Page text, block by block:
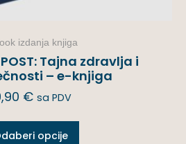
izdanja knjiga
POST: Tajna zdravlja i
– e-knjiga
€ sa PDV
opcije